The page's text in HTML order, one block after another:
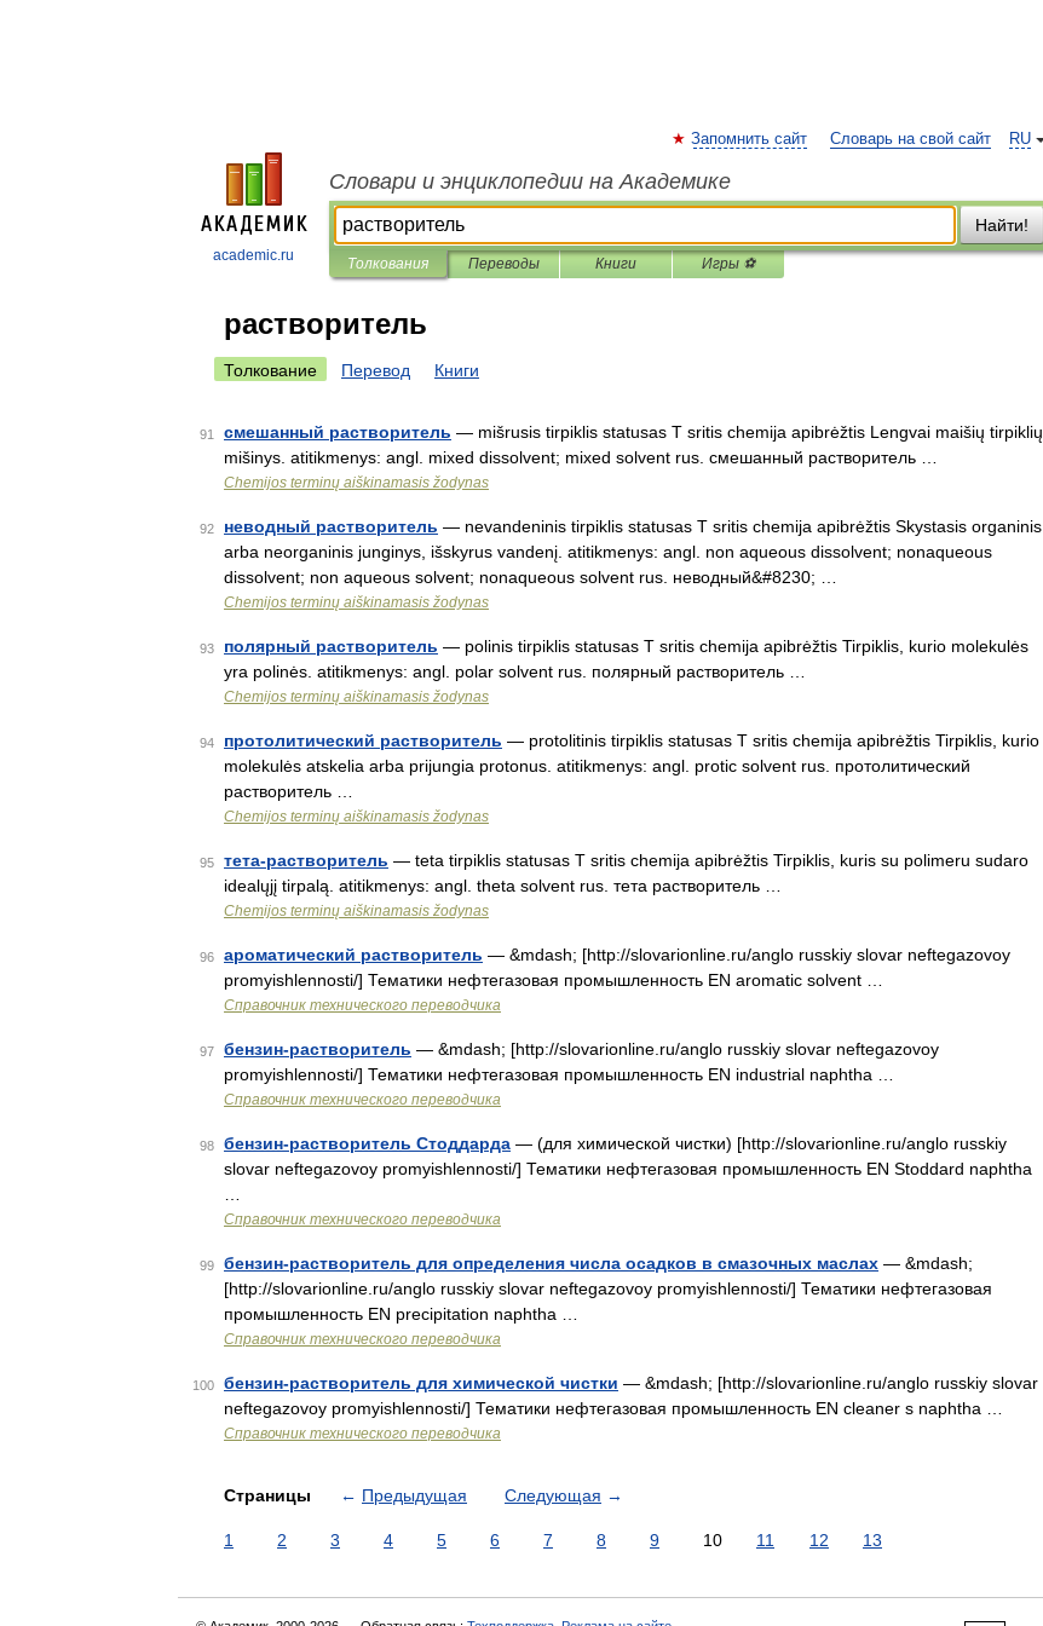
academic.ru
RU
Запомнить сайт Словарь на свой сайт
Словари и энциклопедии на Академике
Найти!
Толкования Переводы Книги Игры ⚽
растворитель
Толкование Перевод Книги
91 смешанный растворитель — mišrusis tirpiklis statusas T sritis chemija apibrėžtis Lengvai maišių tirpiklių
mišinys. atitikmenys: angl. mixed dissolvent; mixed solvent rus. смешанный растворитель …
Chemijos terminų aiškinamasis žodynas
92 неводный растворитель — nevandeninis tirpiklis statusas T sritis chemija apibrėžtis Skystasis organinis
arba neorganinis junginys, išskyrus vandenį. atitikmenys: angl. non aqueous dissolvent; nonaqueous
dissolvent; non aqueous solvent; nonaqueous solvent rus. неводный&#8230; …
Chemijos terminų aiškinamasis žodynas
93 полярный растворитель — polinis tirpiklis statusas T sritis chemija apibrėžtis Tirpiklis, kurio molekulės
yra polinės. atitikmenys: angl. polar solvent rus. полярный растворитель …
Chemijos terminų aiškinamasis žodynas
94 протолитический растворитель — protolitinis tirpiklis statusas T sritis chemija apibrėžtis Tirpiklis, kurio
molekulės atskelia arba prijungia protonus. atitikmenys: angl. protic solvent rus. протолитический
растворитель …
Chemijos terminų aiškinamasis žodynas
95 тета-растворитель — teta tirpiklis statusas T sritis chemija apibrėžtis Tirpiklis, kuris su polimeru sudaro
idealųjį tirpalą. atitikmenys: angl. theta solvent rus. тета растворитель …
Chemijos terminų aiškinamasis žodynas
96 ароматический растворитель — &mdash; [http://slovarionline.ru/anglo russkiy slovar neftegazovoy
promyishlennosti/] Тематики нефтегазовая промышленность EN aromatic solvent …
Справочник технического переводчика
97 бензин-растворитель — &mdash; [http://slovarionline.ru/anglo russkiy slovar neftegazovoy
promyishlennosti/] Тематики нефтегазовая промышленность EN industrial naphtha …
Справочник технического переводчика
98 бензин-растворитель Стоддарда — (для химической чистки) [http://slovarionline.ru/anglo russkiy
slovar neftegazovoy promyishlennosti/] Тематики нефтегазовая промышленность EN Stoddard naphtha
Справочник технического переводчика
99 бензин-растворитель для определения числа осадков в смазочных маслах — &mdash;
[http://slovarionline.ru/anglo russkiy slovar neftegazovoy promyishlennosti/] Тематики нефтегазовая
промышленность EN precipitation naphtha …
Справочник технического переводчика
100 бензин-растворитель для химической чистки — &mdash; [http://slovarionline.ru/anglo russkiy slovar
neftegazovoy promyishlennosti/] Тематики нефтегазовая промышленность EN cleaner s naphtha …
Справочник технического переводчика
Страницы ← Предыдущая Следующая →
1 2 3 4 5 6 7 8 9 10 11 12 13